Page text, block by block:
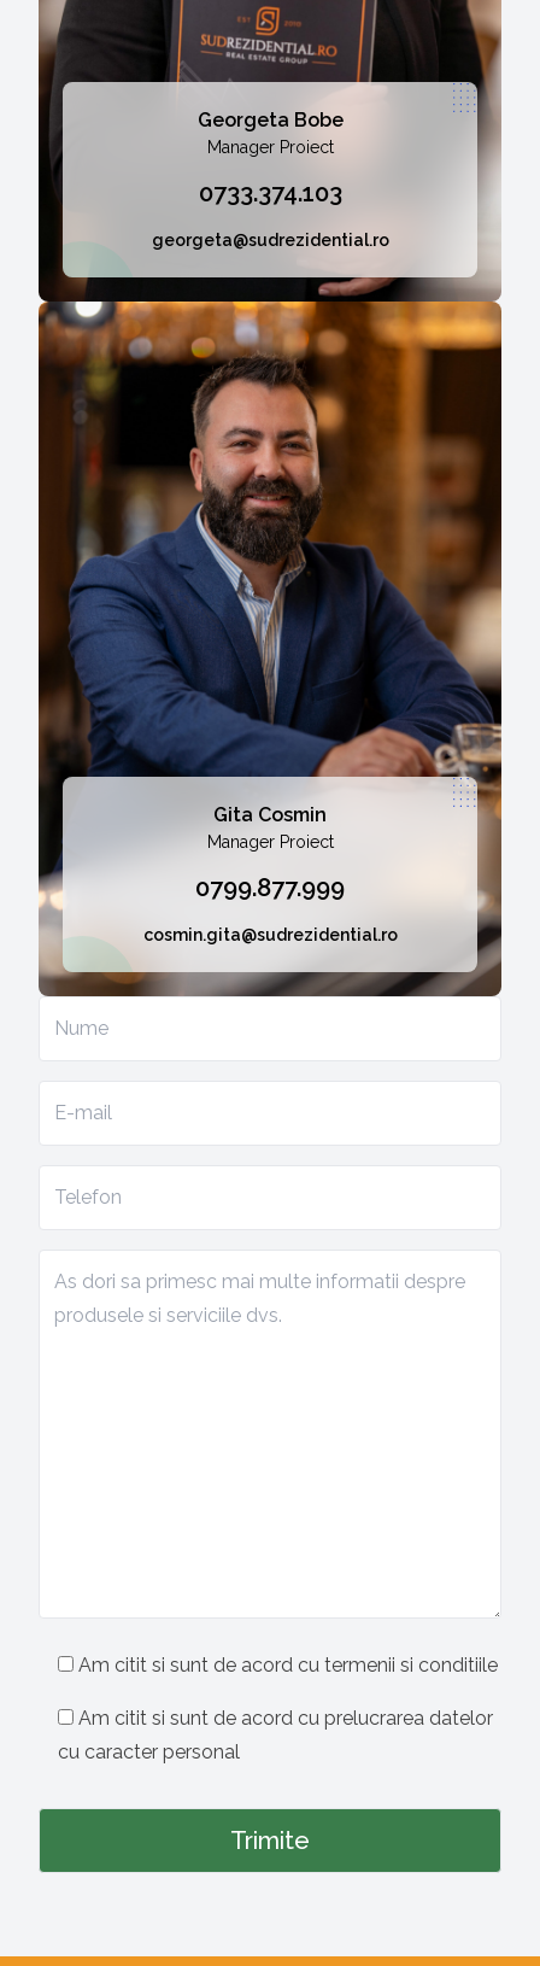
Georgeta Bobe
Manager Proiect
0733.374.103
georgeta@sudrezidential.ro
Gita Cosmin
Manager Proiect
0799.877.999
cosmin.gita@sudrezidential.ro
Am citit si sunt de acord cu termenii si conditiile
Am citit si sunt de acord cu prelucrarea datelor
cu caracter personal